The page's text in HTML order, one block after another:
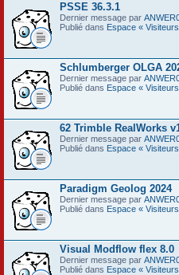
PSSE 36.3.1
Dernier message par
Publié dans Espace «
Schlumberger OLGA
Dernier message par
Publié dans Espace «
62 Trimble RealWorks
Dernier message par
Publié dans Espace «
Paradigm Geolog 2024
Dernier message par
Publié dans Espace «
Visual Modflow flex 8.0
Dernier message par
Publié dans Espace «